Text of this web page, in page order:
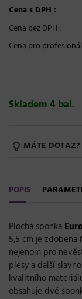
Cena s DPH :
Cena bez DPH :
Cena pro
Skladem 4 bal.
MÁTE DOTAZ?
POPIS
Plochá sponka
5,5 cm je
nejenom pro
plesy a další
kvalitního
obsahuje dvě